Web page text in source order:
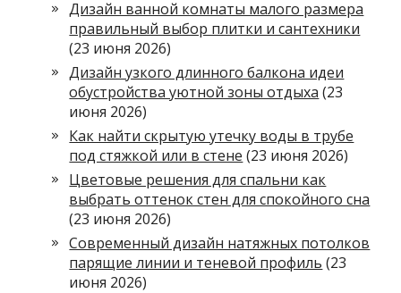
Дизайн ванной комнаты малого размера
правильный выбор плитки и сантехники
(23 июня 2026)
Дизайн узкого длинного балкона идеи
обустройства уютной зоны отдыха (23
июня 2026)
Как найти скрытую утечку воды в трубе
под стяжкой или в стене (23 июня 2026)
Цветовые решения для спальни как
выбрать оттенок стен для спокойного сна
(23 июня 2026)
Современный дизайн натяжных потолков
парящие линии и теневой профиль (23
июня 2026)